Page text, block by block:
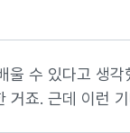
울 수 있다고 생
거죠. 근데 이런